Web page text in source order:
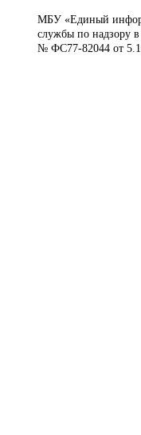
МБУ «Единый
службы по надзору
№ ФС77-82044 от